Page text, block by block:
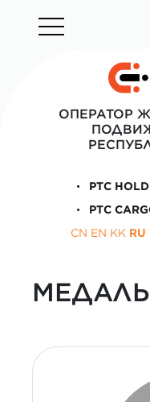
ОПЕРАТОР
PTC
PTC
CN EN KK RU
МЕДАЛЬ